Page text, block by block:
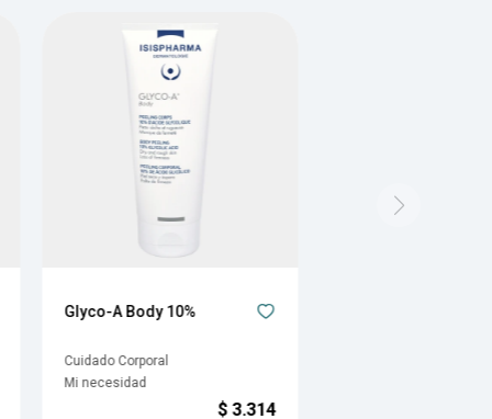
Glyco-A Body 10%
Cuidado Corporal
Mi necesidad
$ 3.314